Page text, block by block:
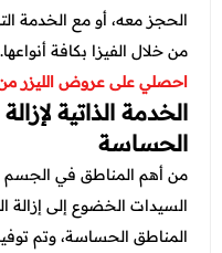
الحجز معه، أو مع الخدمة
من خلال الفيزا بكافة أنواعها.
احصلي على عروض الليزر من
الخدمة الذاتية
الحساسة
من أهم المناطق في
السيدات الخضوع إلى إزالة
المناطق الحساسة، وتم